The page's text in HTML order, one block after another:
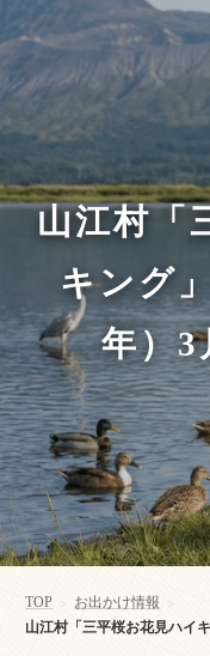
山江村「
キング
年）3
TOP > お出かけ情報 >
山江村「三平桜お花見ハイ